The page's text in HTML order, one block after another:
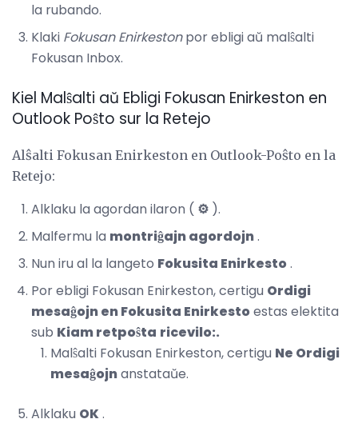
la rubando.
Klaki Fokusan Enirkestonpor ebligi aŭ malŝalti
Fokusan Inbox.
Kiel Malŝalti aŭ Ebligi Fokusan Enirkeston en
Outlook Poŝto sur la Retejo
Alŝalti Fokusan Enirkeston en Outlook-Poŝto en la
Retejo:
Alklaku la agordan ilaron ( ⚙️ ).
Malfermu la montriĝajn agordojn.
Nun iru al la langeto Fokusita Enirkesto.
Por ebligi Fokusan Enirkeston, certigu Ordigi
mesaĝojn en Fokusita Enirkestoestas elektita
sub Kiam retpoŝta ricevilo:.
Malŝalti Fokusan Enirkeston, certigu Ne Ordigi
mesaĝojnanstataŭe.
Alklaku OK.